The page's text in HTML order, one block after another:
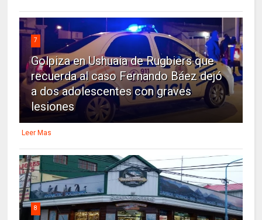
7
Golpiza en Ushuaia de Rugbiers que
recuerda al caso Fernando Báez dejó
a dos adolescentes con graves
lesiones
Leer Mas
8